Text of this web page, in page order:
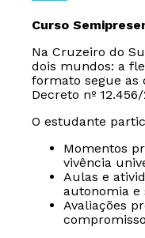
Curso
Na Cruzeiro do
dois mundos: a
formato segue as
Decreto nº
O estudante
Momentos
vivência
Aulas e
autonomia e
Avaliações